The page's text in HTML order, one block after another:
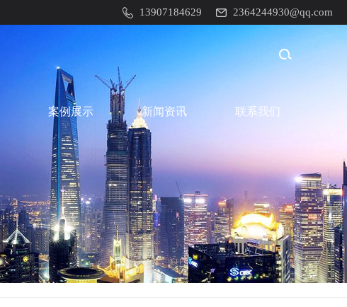
2364244930@qq.com
13907184629
案例展示 新闻资讯 联系我们